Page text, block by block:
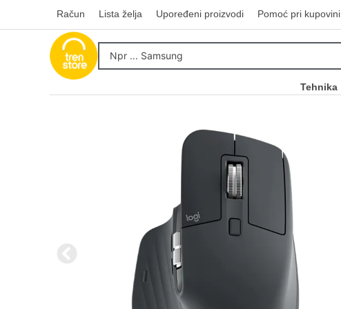
Račun Lista želja Upoređeni proizvodi Pomoć pri kupovini
Tehnika